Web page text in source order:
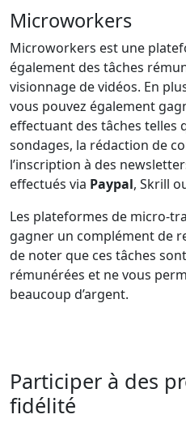
Microworkers
Microworkers est une
également des tâches
visionnage de vidéos. En
vous pouvez également
effectuant des tâches telles
sondages, la rédaction de
l’inscription à des
effectués via Paypal, Skrill
Les plateformes de micro-
gagner un complément de
de noter que ces tâches
rémunérées et ne vous
beaucoup d’argent.
Participer à des
fidélité